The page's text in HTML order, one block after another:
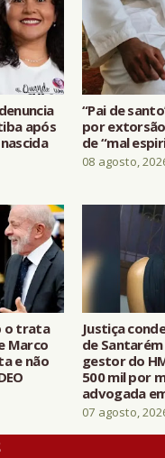
após
“Pai de
por
de “mal
08 agosto,
o trata
Marco
e não
Justiça
de
gestor do
500 mil por
advogada
07 agosto,